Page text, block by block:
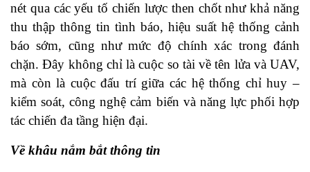
nét qua các yếu tố chiến lược then chốt như khả năng
thu thập thông tin tình báo, hiệu suất hệ thống cảnh
báo sớm, cũng như mức độ chính xác trong đánh
chặn. Đây không chỉ là cuộc so tài về tên lửa và UAV,
mà còn là cuộc đấu trí giữa các hệ thống chỉ huy –
kiểm soát, công nghệ cảm biến và năng lực phối hợp
tác chiến đa tầng hiện đại.
Về khâu nắm bắt thông tin